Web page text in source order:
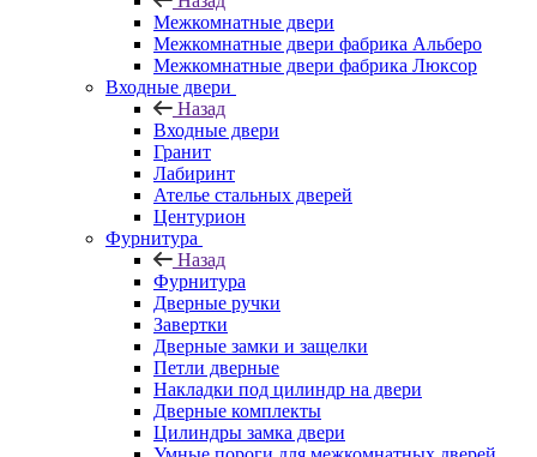
Межкомнатные двери
Межкомнатные двери фабрика Альберо
Межкомнатные двери фабрика Люксор
Входные двери
Назад
Входные двери
Гранит
Лабиринт
Ателье стальных дверей
Центурион
Фурнитура
Назад
Фурнитура
Дверные ручки
Завертки
Дверные замки и защелки
Петли дверные
Накладки под цилиндр на двери
Дверные комплекты
Цилиндры замка двери